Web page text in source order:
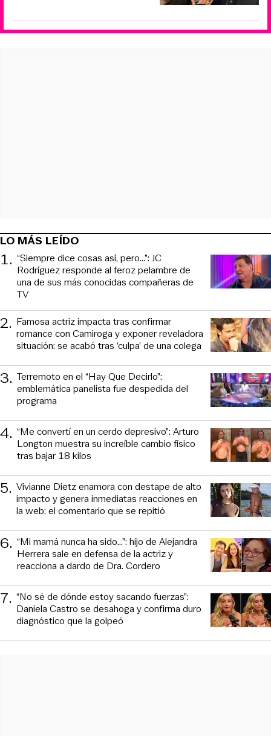
LO MÁS LEÍDO
1. “Siempre dice cosas así, pero...”: JC
Rodríguez responde al feroz pelambre de
una de sus más conocidas compañeras de
TV
2. Famosa actriz impacta tras confirmar
romance con Camiroga y exponer reveladora
situación: se acabó tras ‘culpa’ de una colega
3. Terremoto en el “Hay Que Decirlo”:
emblemática panelista fue despedida del
programa
4. “Me convertí en un cerdo depresivo”: Arturo
Longton muestra su increíble cambio físico
tras bajar 18 kilos
5. Vivianne Dietz enamora con destape de alto
impacto y genera inmediatas reacciones en
la web: el comentario que se repitió
6. “Mi mamá nunca ha sido...”: hijo de Alejandra
Herrera sale en defensa de la actriz y
reacciona a dardo de Dra. Cordero
7. “No sé de dónde estoy sacando fuerzas”:
Daniela Castro se desahoga y confirma duro
diagnóstico que la golpeó